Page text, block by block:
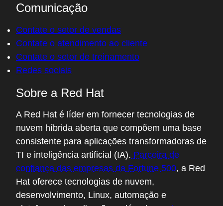
Comunicação
Contate o setor de vendas
Contate o atendimento ao cliente
Contate o setor de treinamento
Redes sociais
Sobre a Red Hat
A Red Hat é líder em fornecer tecnologias de
nuvem híbrida aberta que compõem uma base
consistente para aplicações transformadoras de
TI e inteligência artificial (IA). Parceira de
confiança das empresas da Fortune 500, a Red
Hat oferece tecnologias de nuvem,
desenvolvimento, Linux, automação e